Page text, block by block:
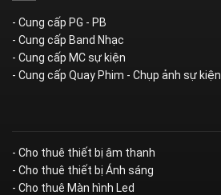
- Cung cấp PG - PB
- Cung cấp Band Nhạc
- Cung cấp MC sự kiện
- Cung cấp Quay Phim - Chụp ảnh sự kiện
- Cho thuê thiết bị âm thanh
- Cho thuê thiết bị Ánh sáng
- Cho thuê Màn hình Led